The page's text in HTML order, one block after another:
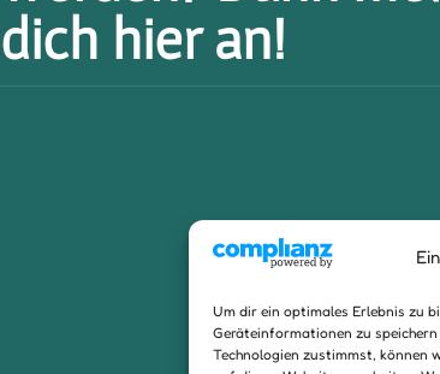
Um dir ein optimales Erlebnis zu
Geräteinformationen zu
Technologien zustimmst, können
dich hier an!